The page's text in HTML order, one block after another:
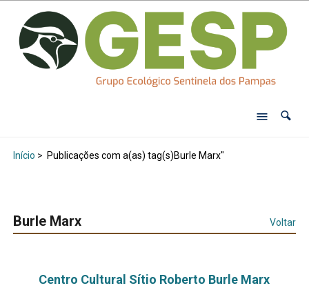
Início > Publicações com a(as) tag(s)Burle Marx"
Burle Marx Voltar
Centro Cultural Sítio Roberto Burle Marx